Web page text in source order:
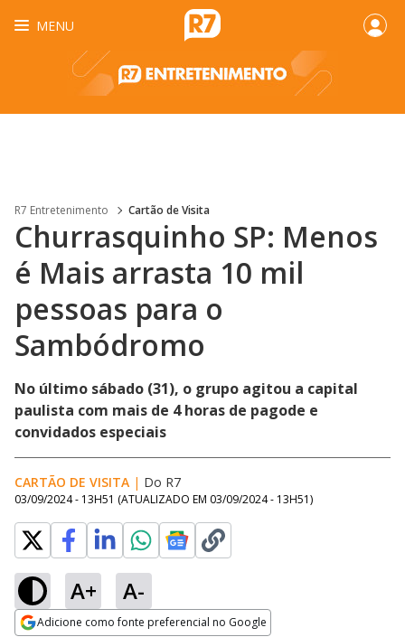
MENU
R7 Entretenimento Cartão de Visita
Churrasquinho SP: Menos
é Mais arrasta 10 mil
pessoas para o
Sambódromo
No último sábado (31), o grupo agitou a capital
paulista com mais de 4 horas de pagode e
convidados especiais
CARTÃO DE VISITA | Do R7
03/09/2024 - 13H51 (ATUALIZADO EM 03/09/2024 - 13H51)
A+ A-
Adicione como fonte preferencial no Google